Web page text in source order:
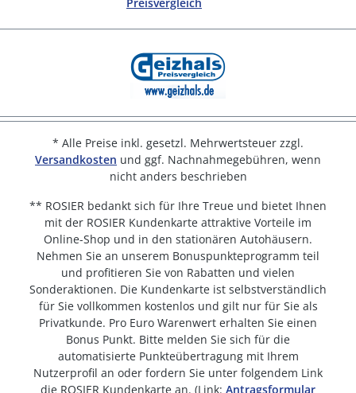
* Alle Preise inkl. gesetzl. Mehrwertsteuer zzgl.
Versandkosten und ggf. Nachnahmegebühren, wenn
nicht anders beschrieben
** ROSIER bedankt sich für Ihre Treue und bietet Ihnen
mit der ROSIER Kundenkarte attraktive Vorteile im
Online-Shop und in den stationären Autohäusern.
Nehmen Sie an unserem Bonuspunkteprogramm teil
und profitieren Sie von Rabatten und vielen
Sonderaktionen. Die Kundenkarte ist selbstverständlich
für Sie vollkommen kostenlos und gilt nur für Sie als
Privatkunde. Pro Euro Warenwert erhalten Sie einen
Bonus Punkt. Bitte melden Sie sich für die
automatisierte Punkteübertragung mit Ihrem
Nutzerprofil an oder fordern Sie unter folgendem Link
die ROSIER Kundenkarte an. (Link: Antragsformular